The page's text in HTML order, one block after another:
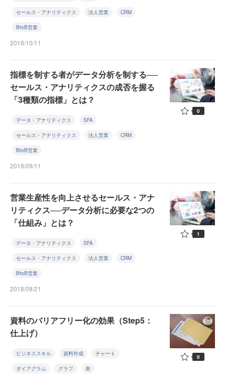
セールス・アナリティクス 法人営業 CRM
BtoB営業
2018/10/11
指標を制する者がデータ分析を制する──
セールス・アナリティクスの成否を握る
「3種類の指標」とは？
データ・アナリティクス SFA
セールス・アナリティクス 法人営業 CRM
BtoB営業
2018/09/11
0
営業生産性を向上させるセールス・アナ
リティクス──データ分析に必要な2つの
「仕組み」とは？
データ・アナリティクス SFA
セールス・アナリティクス 法人営業 CRM
BtoB営業
2018/08/21
1
資料のバリアフリー化の効果（Step5：
仕上げ）
ビジネススキル 資料作成 チャート
ダイアグラム グラフ 表
0